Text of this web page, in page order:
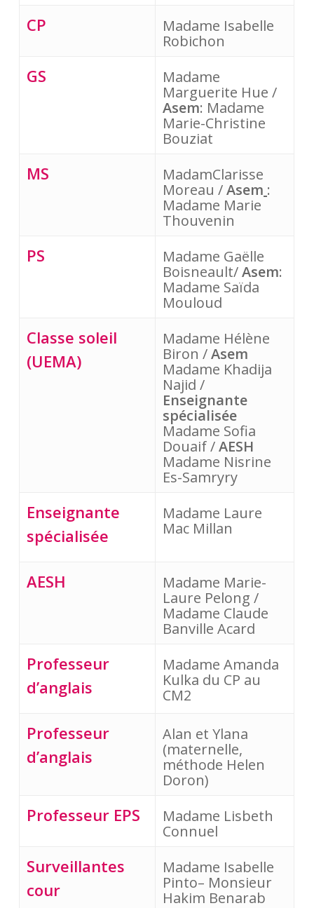
CP
Madame Isabelle
Robichon
GS
Madame
Asem: Madame
Marie-Christine
Bouziat
MS
MadamClarisse
Moreau / Asem :
Madame Marie
Thouvenin
PS
Madame Gaëlle
Boisneault/ Asem:
Madame Saïda
Mouloud
Classe soleil
(UEMA)
Madame Hélène
Biron / Asem
Madame Khadija
Enseignante
spécialisée
Madame Sofia
Douaif / AESH
Madame Nisrine
Es-Samryry
Enseignante
spécialisée
Madame Laure
Mac Millan
AESH
Madame Marie-
Laure Pelong /
Madame Claude
Banville Acard
Professeur
d’anglais
Madame Amanda
Kulka du CP au
CM2
Professeur
d’anglais
Alan et Ylana
(maternelle,
méthode Helen
Doron)
Professeur EPS
Madame Lisbeth
Connuel
Surveillantes
cour
Madame Isabelle
Pinto– Monsieur
Hakim Benarab